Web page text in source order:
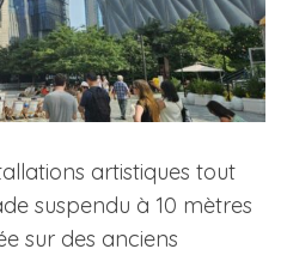
artistiques tout
suspendu à 10 mètres
sur des anciens